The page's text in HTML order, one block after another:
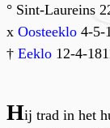
° Sint-Laureins
x Oosteeklo 4-5-
† Eeklo 12-4-
Hij trad in het